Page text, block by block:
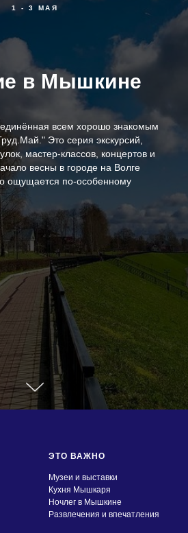
1 - 3 МАЯ
в Мышкине
всем хорошо знакомым
Это серия экскурсий,
мастер-классов, концертов и
весны в городе на Волге
ощущается по-особенному
ЭТО ВАЖНО
Музеи и выставки
Кухня Мышкаря
Ночлег в Мышкине
Развлечения и впечатления